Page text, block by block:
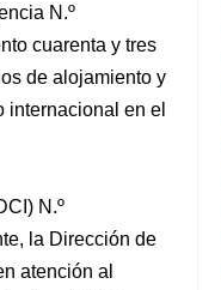
N.º
cuarenta y tres
de alojamiento y
en el
N.º
la Dirección de
atención al